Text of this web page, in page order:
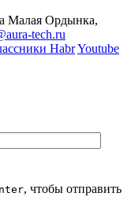
Малая Ордынка,
tech.ru
HabrYoutube
, чтобы отправить